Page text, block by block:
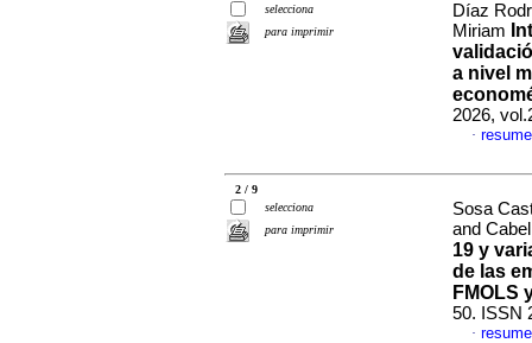
selecciona
para imprimir
Díaz
Miriam
a nivel
2026,
·
2 / 9
selecciona
para imprimir
Sosa
and
19 y
de las
FMOLS
50. ISSN
·